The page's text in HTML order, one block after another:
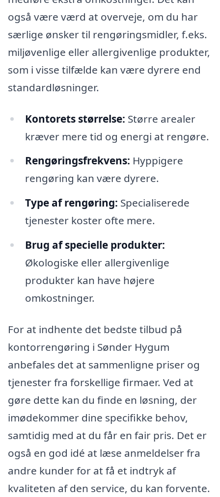
også være værd at overveje, om du har
særlige ønsker til rengøringsmidler, f.eks.
miljøvenlige eller allergivenlige produkter,
som i visse tilfælde kan være dyrere end
standardløsninger.
Kontorets størrelse: Større arealer
kræver mere tid og energi at rengøre.
Rengøringsfrekvens: Hyppigere
rengøring kan være dyrere.
Type af rengøring: Specialiserede
tjenester koster ofte mere.
Brug af specielle produkter:
Økologiske eller allergivenlige
produkter kan have højere
omkostninger.
For at indhente det bedste tilbud på
kontorrengøring i Sønder Hygum
anbefales det at sammenligne priser og
tjenester fra forskellige firmaer. Ved at
gøre dette kan du finde en løsning, der
imødekommer dine specifikke behov,
samtidig med at du får en fair pris. Det er
også en god idé at læse anmeldelser fra
andre kunder for at få et indtryk af
kvaliteten af den service, du kan forvente.